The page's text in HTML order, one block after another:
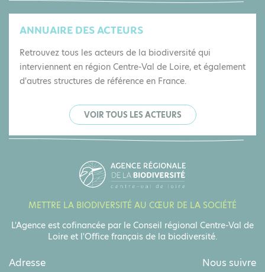
ANNUAIRE DES ACTEURS
Retrouvez tous les acteurs de la biodiversité qui
interviennent en région Centre-Val de Loire, et également
d'autres structures de référence en France.
VOIR TOUS LES ACTEURS
Adresse Nous suivre
METTRE LA BIODIVERSITÉ AU CŒUR DE LA SOCIÉTÉ
L'Agence est cofinancée par le Conseil régional Centre-Val de
Loire et l'Office français de la biodiversité.